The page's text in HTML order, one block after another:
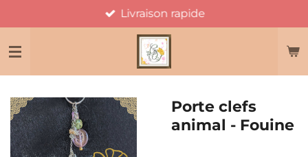
au
contenu
Livraison rapide
Porte clefs
animal - Fouine